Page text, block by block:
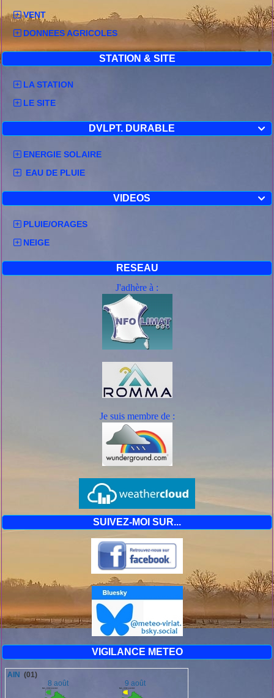
VENT
DONNEES AGRICOLES
STATION & SITE
LA STATION
LE SITE

DVLPT. DURABLE
ENERGIE SOLAIRE
EAU DE PLUIE

VIDEOS
PLUIE/ORAGES
NEIGE
RESEAU
J'adhère à :
Je suis membre de :
SUIVEZ-MOI SUR...
VIGILANCE METEO